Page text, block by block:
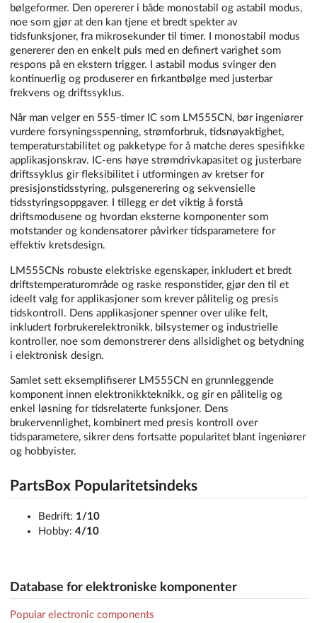
bølgeformer. Den opererer i både monostabil og astabil modus,
noe som gjør at den kan tjene et bredt spekter av
tidsfunksjoner, fra mikrosekunder til timer. I monostabil modus
genererer den en enkelt puls med en definert varighet som
respons på en ekstern trigger. I astabil modus svinger den
kontinuerlig og produserer en firkantbølge med justerbar
frekvens og driftssyklus.
Når man velger en 555-timer IC som LM555CN, bør ingeniører
vurdere forsyningsspenning, strømforbruk, tidsnøyaktighet,
temperaturstabilitet og pakketype for å matche deres spesifikke
applikasjonskrav. IC-ens høye strømdrivkapasitet og justerbare
driftssyklus gir fleksibilitet i utformingen av kretser for
presisjonstidsstyring, pulsgenerering og sekvensielle
tidsstyringsoppgaver. I tillegg er det viktig å forstå
driftsmodusene og hvordan eksterne komponenter som
motstander og kondensatorer påvirker tidsparametere for
effektiv kretsdesign.
LM555CNs robuste elektriske egenskaper, inkludert et bredt
driftstemperaturområde og raske responstider, gjør den til et
ideelt valg for applikasjoner som krever pålitelig og presis
tidskontroll. Dens applikasjoner spenner over ulike felt,
inkludert forbrukerelektronikk, bilsystemer og industrielle
kontroller, noe som demonstrerer dens allsidighet og betydning
i elektronisk design.
Samlet sett eksemplifiserer LM555CN en grunnleggende
komponent innen elektronikkteknikk, og gir en pålitelig og
enkel løsning for tidsrelaterte funksjoner. Dens
brukervennlighet, kombinert med presis kontroll over
tidsparametere, sikrer dens fortsatte popularitet blant ingeniører
og hobbyister.
PartsBox Popularitetsindeks
Bedrift: 1/10
Hobby: 4/10
Database for elektroniske komponenter
Popular electronic components